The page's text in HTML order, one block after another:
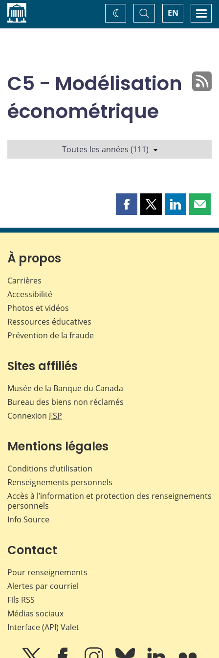
Accueil EN
Basculer
la
recherche
Changez
de
C5 - Modélisation
économétrique
Toutes les années (111)
Partager
page
Partager
page
Partager
page page
À propos
Carrières
Accessibilité
Photos et vidéos
Ressources éducatives
Prévention de la fraude
Sites affiliés
Musée de la Banque du Canada
Bureau des biens non réclamés
Connexion FSP
Mentions légales
Conditions d’utilisation
Renseignements personnels
Accès à l’information et protection des renseignements
personnels
Info Source
Contact
Pour renseignements
Alertes par courriel
Fils RSS
Médias sociaux
Interface (API) Valet